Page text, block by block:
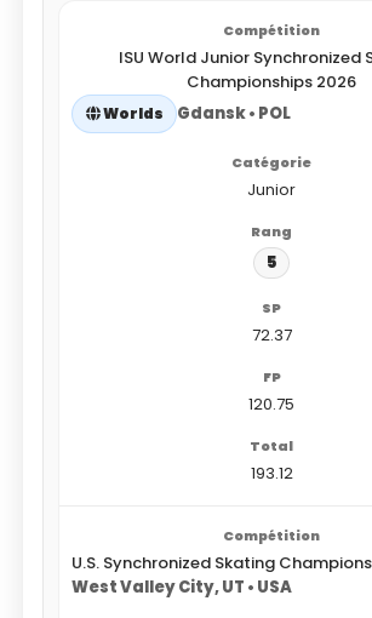
ISU World Junior Synchronized
Championships 2026
Worlds Gdansk • POL
Junior
5
72.37
120.75
193.12
U.S. Synchronized Skating
West Valley City, UT • USA